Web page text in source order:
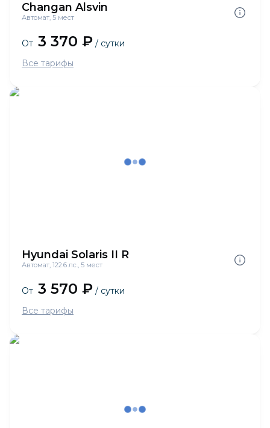
Changan Alsvin
Автомат, 5 мест
От 3 370 ₽ / сутки
Все тарифы
Hyundai Solaris II R
Автомат, 122.6 лс., 5 мест
От 3 570 ₽ / сутки
Все тарифы